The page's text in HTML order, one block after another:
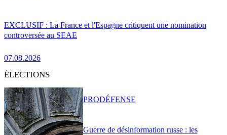
EXCLUSIF : La France et l'Espagne critiquent une nomination
controversée au SEAE
07.08.2026
ÉLECTIONS
Guerre de désinformation russe : les
PRODÉFENSE